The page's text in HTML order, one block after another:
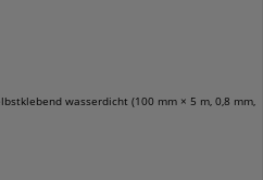
wasserdicht (100 mm × 5 m, 0,8 mm,